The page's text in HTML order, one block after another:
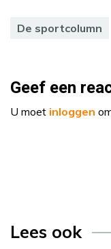
De sportcolumn
Geef een
U moet inloggen
Lees ook